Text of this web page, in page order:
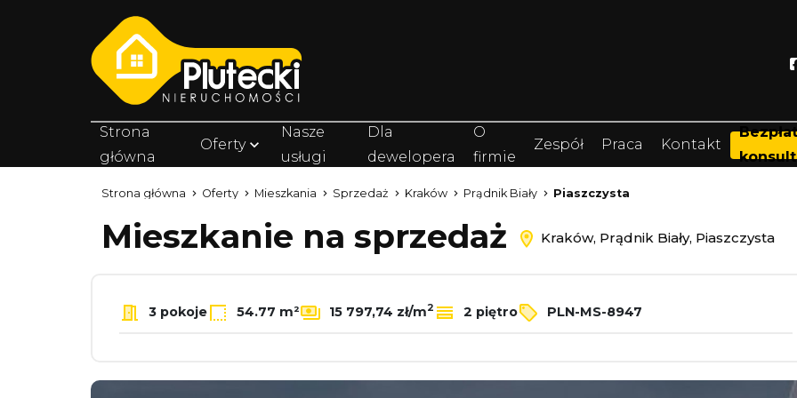
Strona
główna
Oferty
Nasze
usługi
Dla
dewelopera
O
firmie
Zespół Praca Kontakt
Strona główna Oferty Mieszkania Sprzedaż Kraków Prądnik Biały Piaszczysta
Mieszkanie na sprzedaż Kraków, Prądnik Biały, Piaszczysta
3 pokoje 54.77 m² 15 797,74 zł/m2 2 piętro PLN-MS-8947